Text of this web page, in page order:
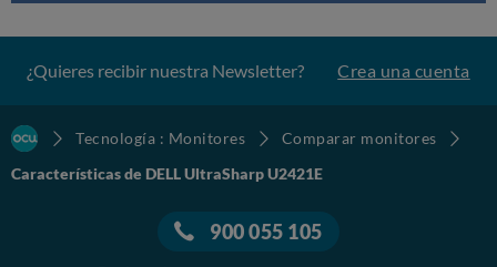
¿Quieres recibir nuestra Newsletter? Crea una cuenta
Tecnología : Monitores
Comparar monitores
Características de DELL UltraSharp U2421E
900 055 105